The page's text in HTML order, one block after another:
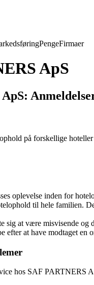
PengeFirmaer
ApS
på forskellige
oplevelse inden for
til hele
sig at være misvisende
efter at have modtaget
hos SAF PARTNERS